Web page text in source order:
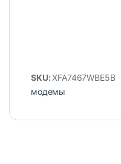
SKU:XFA7467WBE5B
модемы